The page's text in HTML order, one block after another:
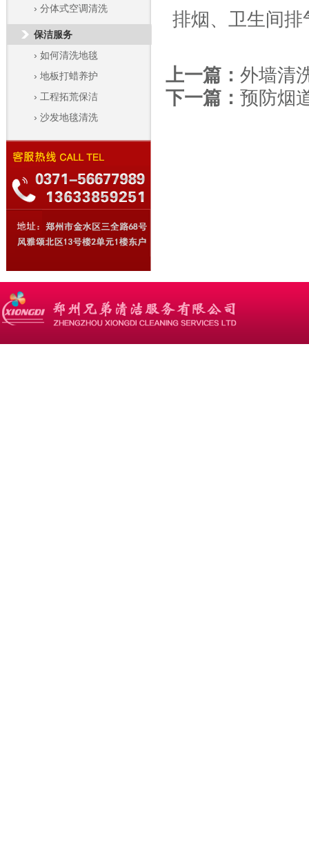
排烟、卫生间
上一篇： 外墙清
下一篇： 预防烟
› 分体式空调清洗
保洁服务
› 如何清洗地毯
› 地板打蜡养护
› 工程拓荒保洁
› 沙发地毯清洗